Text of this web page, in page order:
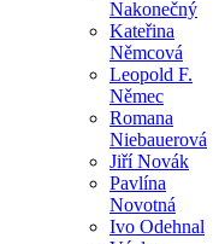
Nakonečný
Kateřina
Němcová
Leopold F.
Němec
Romana
Niebauerová
Jiří Novák
Pavlína
Novotná
Ivo Odehnal